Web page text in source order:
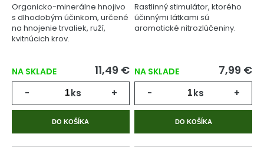
Organicko-minerálne hnojivo
s dlhodobým účinkom, určené
na hnojenie trvaliek, ruží,
kvitnúcich krov.
NA SKLADE 11,49 €
- ks +
DO KOŠÍKA
Rastlinný stimulátor, ktorého
účinnými látkami sú
aromatické nitrozlúčeniny.
NA SKLADE 7,99 €
- ks +
DO KOŠÍKA